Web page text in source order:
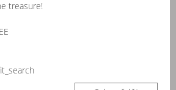
treasure!